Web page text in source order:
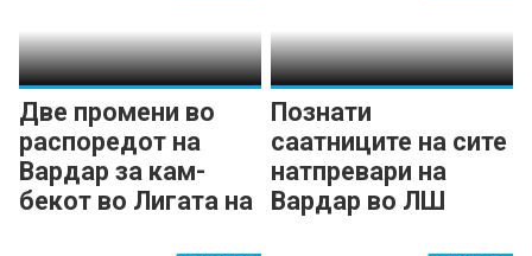
Две промени во
распоредот на
Вардар за кам-
бекот во Лигата на
Познати
саатниците на сите
натпревари на
Вардар во ЛШ